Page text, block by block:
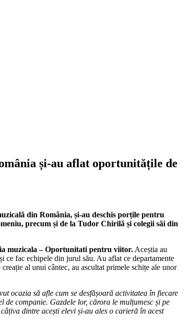
și-au aflat oportunitățile de
din România, și-au deschis porțile pentru
precum și de la Tudor Chirilă și colegii săi din
muzicala – Oportunitati pentru viitor. Aceștia au
ce fac echipele din jurul său. Au aflat ce departamente
al unui cântec, au ascultat primele schițe ale unor
ocazia să afle cum se desfășoară activitatea în fiecare
de companie. Gazdele lor, cărora le mulțumesc și pe
dintre acești elevi și-au ales o carieră în acest